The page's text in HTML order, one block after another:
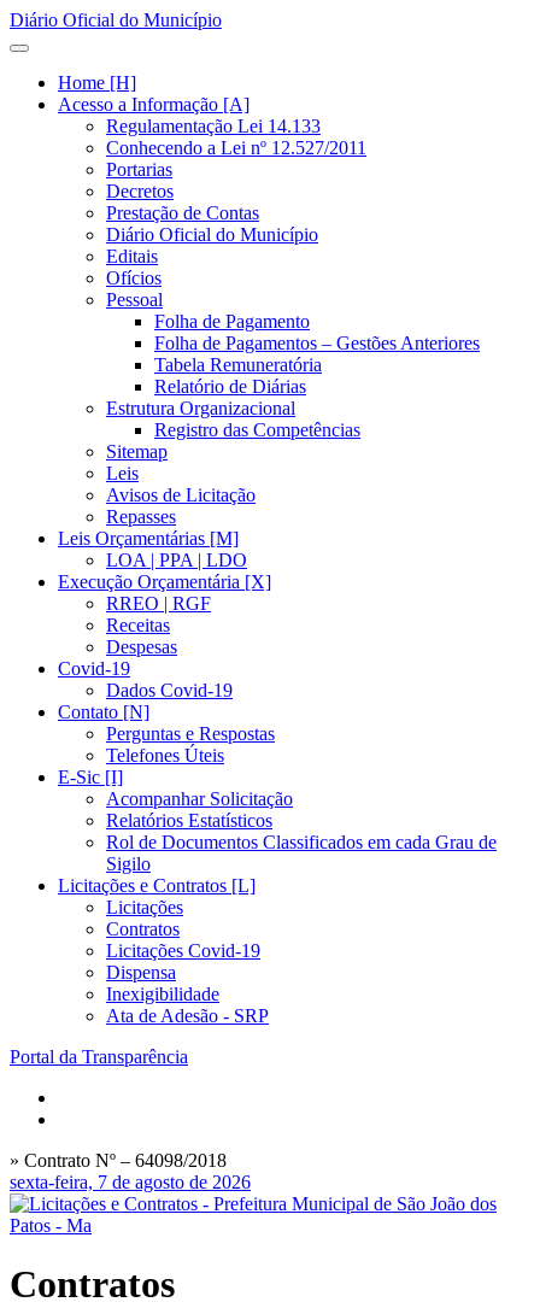
Diário Oficial do Município
Home [H]
Acesso a Informação [A]
Regulamentação Lei 14.133
Conhecendo a Lei nº 12.527/2011
Portarias
Decretos
Prestação de Contas
Diário Oficial do Município
Editais
Ofícios
Pessoal
Folha de Pagamento
Folha de Pagamentos – Gestões Anteriores
Tabela Remuneratória
Relatório de Diárias
Estrutura Organizacional
Registro das Competências
Sitemap
Leis
Avisos de Licitação
Repasses
Leis Orçamentárias [M]
LOA | PPA | LDO
Execução Orçamentária [X]
RREO | RGF
Receitas
Despesas
Covid-19
Dados Covid-19
Contato [N]
Perguntas e Respostas
Telefones Úteis
E-Sic [I]
Acompanhar Solicitação
Relatórios Estatísticos
Rol de Documentos Classificados em cada Grau de
Sigilo
Licitações e Contratos [L]
Licitações
Contratos
Licitações Covid-19
Dispensa
Inexigibilidade
Ata de Adesão - SRP
Portal da Transparência
» Contrato Nº – 64098/2018
sexta-feira, 7 de agosto de 2026
Contratos